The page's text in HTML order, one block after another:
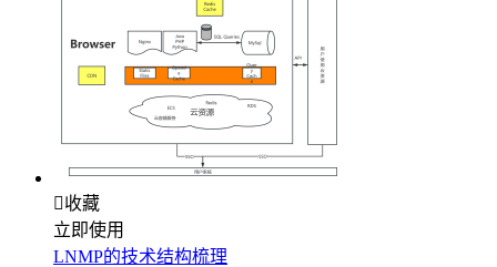
收藏
立即使用
LNMP的技术结构梳理